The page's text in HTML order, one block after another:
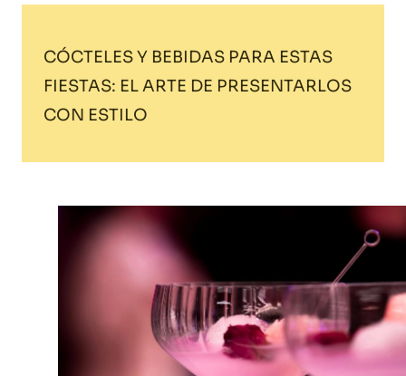
CÓCTELES Y BEBIDAS PARA ESTAS
FIESTAS: EL ARTE DE PRESENTARLOS
CON ESTILO